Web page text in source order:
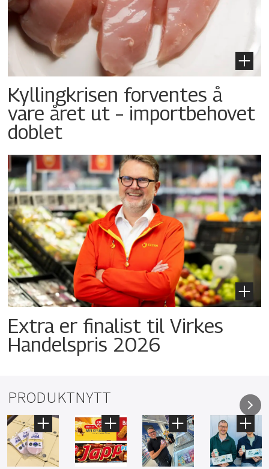
Kyllingkrisen forventes å
vare året ut – importbehovet
doblet
Extra er finalist til Virkes
Handelspris 2026
PRODUKTNYTT